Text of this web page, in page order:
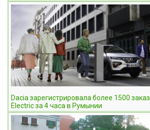
Dacia зарегистрировала более 1500
Electric за 4 часа в Румынии